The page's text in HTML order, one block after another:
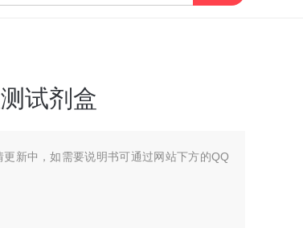
试剂盒
新中，如需要说明书可通过网站下方的QQ